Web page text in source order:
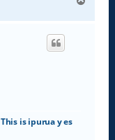
r
This is ipurua y es